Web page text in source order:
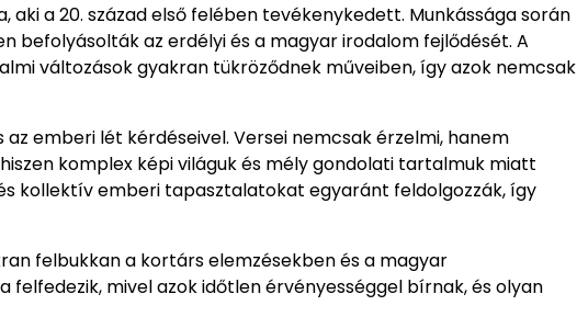
aki a 20. század első felében tevékenykedett. Munkássága során
befolyásolták az erdélyi és a magyar irodalom fejlődését. A
változások gyakran tükröződnek műveiben, így azok nemcsak
emberi lét kérdéseivel. Versei nemcsak érzelmi, hanem
komplex képi világuk és mély gondolati tartalmuk miatt
kollektív emberi tapasztalatokat egyaránt feldolgozzák, így
felbukkan a kortárs elemzésekben és a magyar
mivel azok időtlen érvényességgel bírnak, és olyan